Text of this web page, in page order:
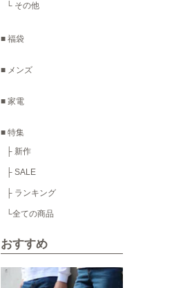
└ その他
■ 福袋
■ メンズ
■ 家電
■ 特集
├ 新作
├ SALE
├ ランキング
└全ての商品
おすすめ